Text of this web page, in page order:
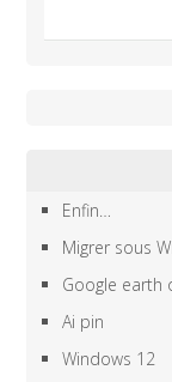
Enfin…
Migrer sous
Google earth
Ai pin
Windows 12